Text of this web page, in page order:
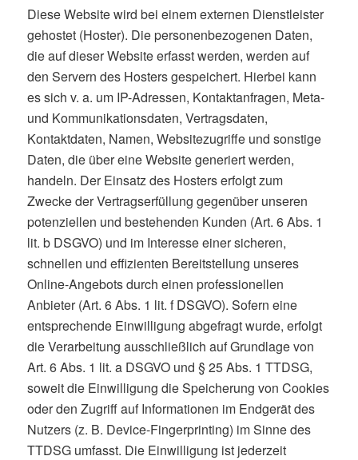
Diese Website wird bei einem externen Dienstleister
gehostet (Hoster). Die personenbezogenen Daten,
die auf dieser Website erfasst werden, werden auf
den Servern des Hosters gespeichert. Hierbei kann
es sich v. a. um IP-Adressen, Kontaktanfragen, Meta-
und Kommunikationsdaten, Vertragsdaten,
Kontaktdaten, Namen, Websitezugriffe und sonstige
Daten, die über eine Website generiert werden,
handeln. Der Einsatz des Hosters erfolgt zum
Zwecke der Vertragserfüllung gegenüber unseren
potenziellen und bestehenden Kunden (Art. 6 Abs. 1
lit. b DSGVO) und im Interesse einer sicheren,
schnellen und effizienten Bereitstellung unseres
Online-Angebots durch einen professionellen
Anbieter (Art. 6 Abs. 1 lit. f DSGVO). Sofern eine
entsprechende Einwilligung abgefragt wurde, erfolgt
die Verarbeitung ausschließlich auf Grundlage von
Art. 6 Abs. 1 lit. a DSGVO und § 25 Abs. 1 TTDSG,
soweit die Einwilligung die Speicherung von Cookies
oder den Zugriff auf Informationen im Endgerät des
Nutzers (z. B. Device-Fingerprinting) im Sinne des
TTDSG umfasst. Die Einwilligung ist jederzeit